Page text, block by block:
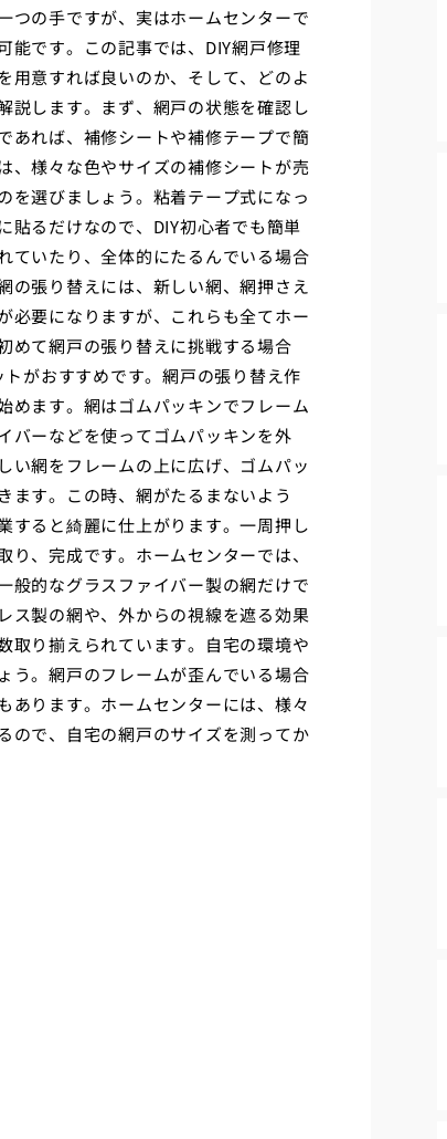
の手ですが、実はホームセンターで
能です。この記事では、DIY網戸修理
用意すれば良いのか、そして、どのよ
説します。まず、網戸の状態を確認し
あれば、補修シートや補修テープで簡
、様々な色やサイズの補修シートが売
を選びましょう。粘着テープ式になっ
貼るだけなので、DIY初心者でも簡単
ていたり、全体的にたるんでいる場合
の張り替えには、新しい網、網押さえ
必要になりますが、これらも全てホー
めて網戸の張り替えに挑戦する場合
がおすすめです。網戸の張り替え作
めます。網はゴムパッキンでフレーム
バーなどを使ってゴムパッキンを外
い網をフレームの上に広げ、ゴムパッ
ます。この時、網がたるまないよう
すると綺麗に仕上がります。一周押し
、完成です。ホームセンターでは、
般的なグラスファイバー製の網だけで
ス製の網や、外からの視線を遮る効果
取り揃えられています。自宅の環境や
う。網戸のフレームが歪んでいる場合
あります。ホームセンターには、様々
ので、自宅の網戸のサイズを測ってか